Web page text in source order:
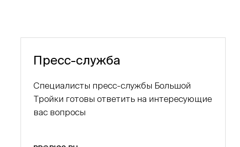
Пресс-служба
Специалисты пресс-службы Большой
Тройки готовы ответить на интересующие
вас вопросы